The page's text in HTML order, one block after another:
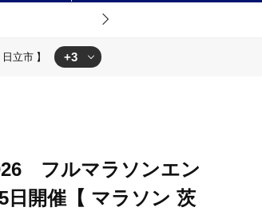
立市 】 +3
フルマラソンエン
日開催【 マラソン 茨